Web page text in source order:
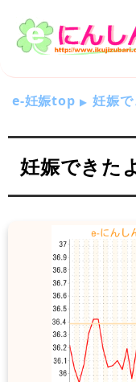
e-妊娠top 妊娠で
妊娠できた